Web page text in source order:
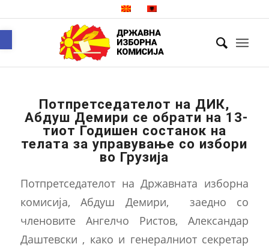
Потпретседателот на ДИК,
Абдуш Демири се обрати на 13-
тиот Годишен состанок на
телата за управување со избори
во Грузија
Потпретседателот на Државната изборна
комисија, Абдуш Демири, заедно со
членовите Ангелчо Ристов, Александар
Даштевски , како и генералниот секретар
Open toolbar